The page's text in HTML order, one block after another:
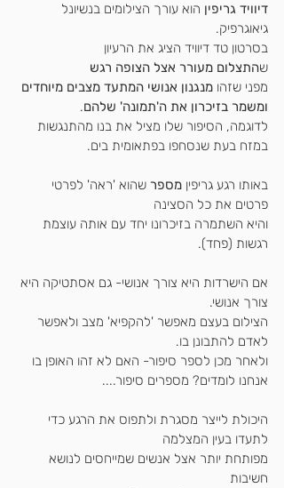
דיוויד גריפין הוא עורך הצילומים בנשיונל
גיאוגרפיק.
בסרטון טד דיוויד הציג את הרעיון
שהתצלום מעורר אצל הצופה רגש
מפני שזהו מנגנון אנושי המתעד מצבים מיוחדים
ומשמר בזיכרון את ה'תמונה' שלהם.
לדוגמה, הסיפור שלו מציל את בנו מהתנגשות
במזח בעת שנסחפו בפתאומית בים.
באותו רגע גריפין מספר שהוא 'ראה' לפרטי
פרטים את כל הסצינה
והיא השתמרה בזיכרונו יחד עם אותה עוצמת
רגשות (פחד).
אם הישרדות היא צורך אנושי- גם אסתטיקה היא
צורך אנושי.
הצילום בעצם מאפשר 'להקפיא' מצב ולאפשר
לאדם להתבונן בו.
ולאחר מכן לספר סיפור- האם לא זהו האופן בו
אנחנו לומדים? מספרים סיפור....
היכולת לייצר מסגרת ולתפוס את הרגע כדי
לתעדו בעין המצלמה
מפותחת יותר אצל אנשים שמייחסים לנושא
חשיבות